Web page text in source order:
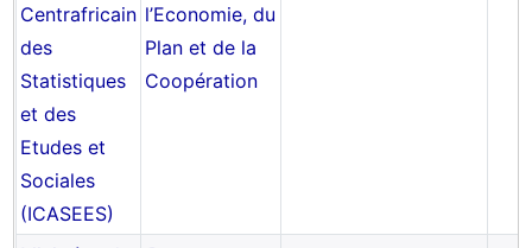
Centrafricain
des
Statistiques
et des
Etudes et
Sociales
(ICASEES)
l’Economie, du
Plan et de la
Coopération